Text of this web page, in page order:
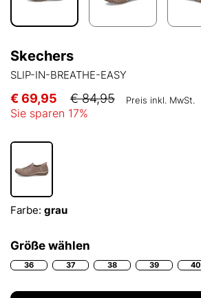
Skechers
SLIP-IN-BREATHE-EASY
€ 69,95 € 84,95 Preis inkl. MwSt.
Sie sparen 17%
Farbe: grau
Größe wählen
36 37 38 39 40